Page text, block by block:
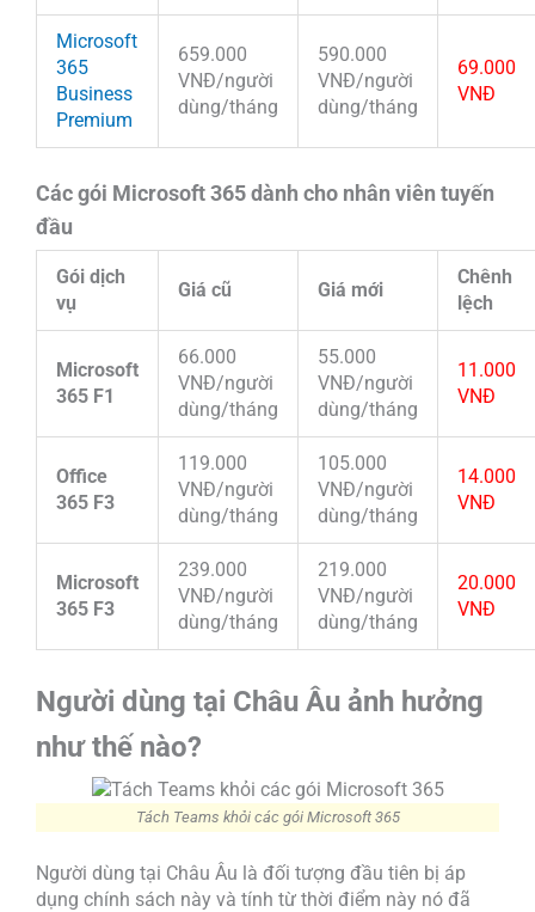
Microsoft
365
Business
Premium
659.000
VNĐ/người
dùng/tháng
590.000
VNĐ/người
dùng/tháng
69.000
VNĐ
Các gói Microsoft 365 dành cho nhân viên tuyến
đầu
Gói dịch
vụ
Giá cũ Giá mới
Chênh
lệch
Microsoft
365 F1
66.000
VNĐ/người
dùng/tháng
55.000
VNĐ/người
dùng/tháng
11.000
VNĐ
Office
365 F3
119.000
VNĐ/người
dùng/tháng
105.000
VNĐ/người
dùng/tháng
14.000
VNĐ
Microsoft
365 F3
239.000
VNĐ/người
dùng/tháng
219.000
VNĐ/người
dùng/tháng
20.000
VNĐ
Người dùng tại Châu Âu ảnh hưởng
như thế nào?
Tách Teams khỏi các gói Microsoft 365
Người dùng tại Châu Âu là đối tượng đầu tiên bị áp
dụng chính sách này và tính từ thời điểm này nó đã